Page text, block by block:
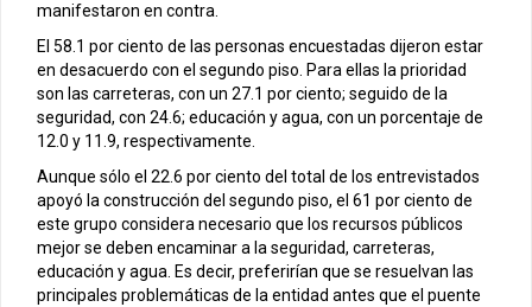
manifestaron en contra.
El 58.1 por ciento de las personas encuestadas dijeron estar
en desacuerdo con el segundo piso. Para ellas la prioridad
son las carreteras, con un 27.1 por ciento; seguido de la
seguridad, con 24.6; educación y agua, con un porcentaje de
12.0 y 11.9, respectivamente.
Aunque sólo el 22.6 por ciento del total de los entrevistados
apoyó la construcción del segundo piso, el 61 por ciento de
este grupo considera necesario que los recursos públicos
mejor se deben encaminar a la seguridad, carreteras,
educación y agua. Es decir, preferirían que se resuelvan las
principales problemáticas de la entidad antes que el puente